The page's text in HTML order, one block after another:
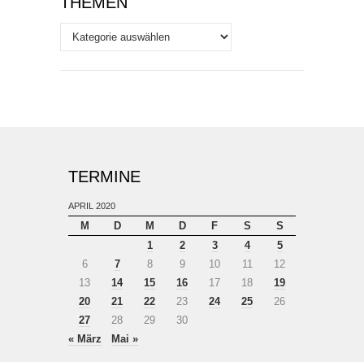
Themen
TERMINE
APRIL 2020
M D M D F S
S
1
2 3 4
5
6
7 8 9 10 11
12
13
14 15 16 17 18
19
20
21 22 23 24 25
26
27
28 29
30
« März
Mai »